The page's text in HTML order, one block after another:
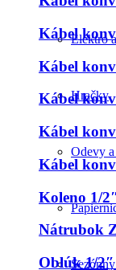
Elektro
Hračky
Odevy
Kábel
Kábel
Kábel
Kábel
Kábel
Koleno 1/
Nátrubok
Oblúk 1/